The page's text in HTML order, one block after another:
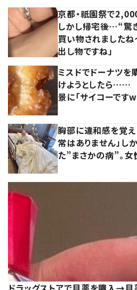
京都・祇園祭で
しかし帰宅後…“驚
買い物されましたね
出し物ですね」
ミスドでドーナツを
けようとしたら……
景に「サイコーです
胸部に違和感を覚
常はありません」
た”まさかの病”。